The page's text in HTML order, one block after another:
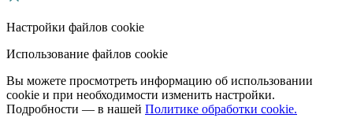
Настройки файлов cookie
Использование файлов cookie
Вы можете просмотреть информацию об использовании
cookie и при необходимости изменить настройки.
Подробности — в нашей Политике обработки cookie.